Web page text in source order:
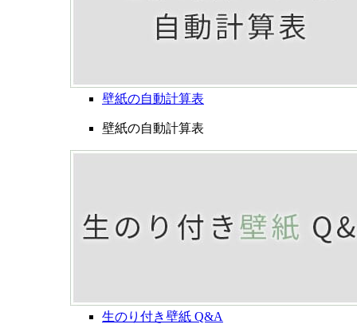
壁紙の自動計算表
壁紙の自動計算表
生のり付き壁紙 Q&A